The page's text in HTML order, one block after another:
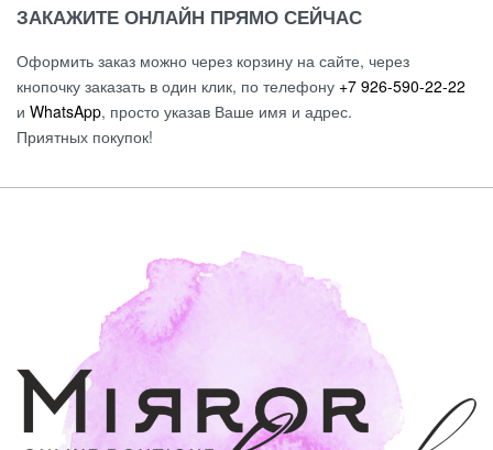
ЗАКАЖИТЕ ОНЛАЙН ПРЯМО СЕЙЧАС
Оформить заказ можно через корзину на сайте, через
кнопочку заказать в один клик, по телефону +7 926-590-22-22
и WhatsApp, просто указав Ваше имя и адрес.
Приятных покупок!